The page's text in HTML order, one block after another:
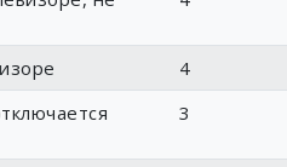
4
3